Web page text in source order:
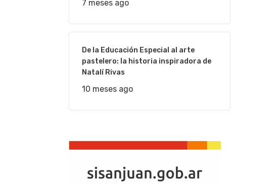
7 meses ago
De la Educación Especial al arte
pastelero: la historia inspiradora de
Natalí Rivas
10 meses ago